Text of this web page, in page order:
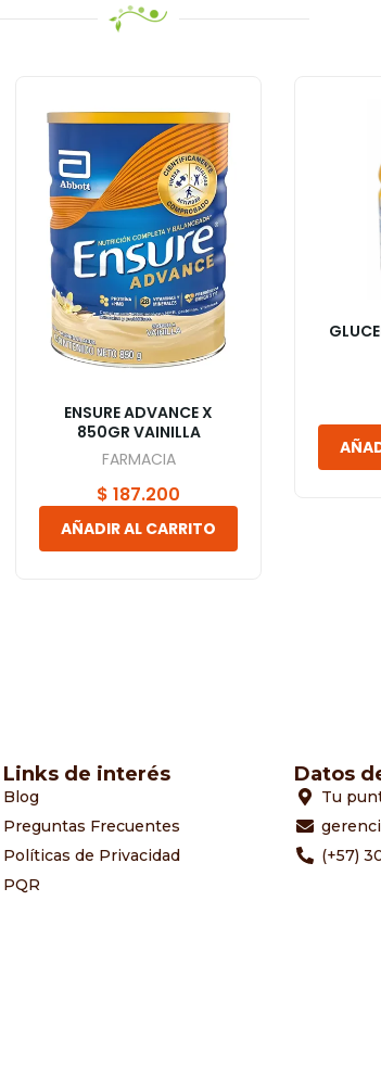
ENSURE ADVANCE X
850GR VAINILLA
FARMACIA
$ 187.200
AÑADIR AL CARRITO
Links de interés
Blog
Preguntas Frecuentes
Políticas de Privacidad
PQR
Datos
Tu
(+57)